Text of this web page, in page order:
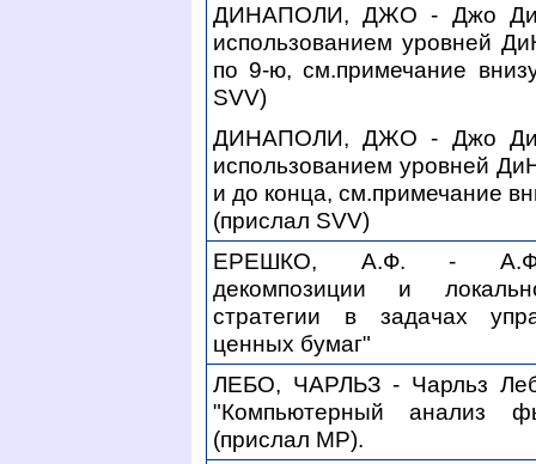
ДИНАПОЛИ, ДЖО - Джо
использованием уровней
по 9-ю, см.примечание
SVV)
ДИНАПОЛИ, ДЖО - Джо
использованием уровней
и до конца, см.примечание
(прислал SVV)
ЕРЕШКО, А.Ф. -
декомпозиции и
стратегии в задачах
ценных бумаг"
ЛЕБО, ЧАРЛЬЗ - Чарльз
"Компьютерный анализ
(прислал MP).